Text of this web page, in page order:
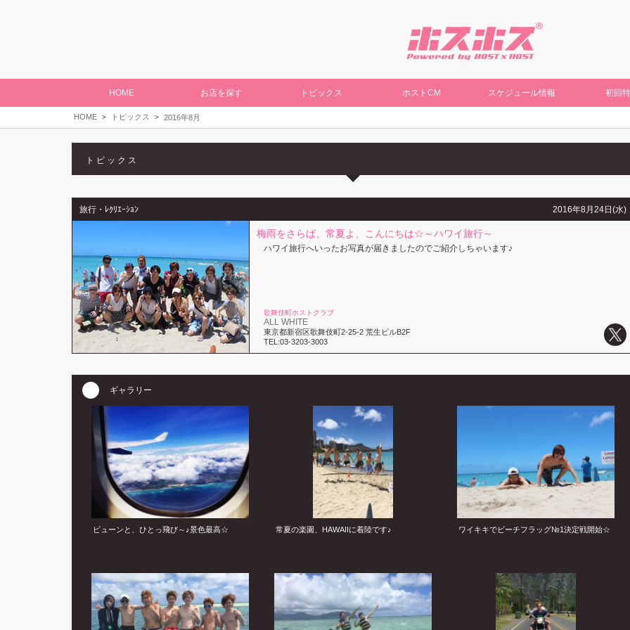
HOME お店を探す トピックス ホストCM スケジュール情報 初回
HOME トピックス 2016年8月
トピックス
旅行・ﾚｸﾘｴｰｼｮﾝ 2016年8月24日(水)
梅雨をさらば、常夏よ、こんにちは☆～ハワイ旅行～
ハワイ旅行へいったお写真が届きましたのでご紹介しちゃいます♪
歌舞伎町ホストクラブ
ALL WHITE
東京都新宿区歌舞伎町2-25-2 荒生ビルB2F
TEL:03-3203-3003
ギャラリー
ビューンと、ひとっ飛び～♪景色最高☆ 常夏の楽園、HAWAIIに着陸です♪ ワイキキでビーチフラッグ№1決定戦開始☆